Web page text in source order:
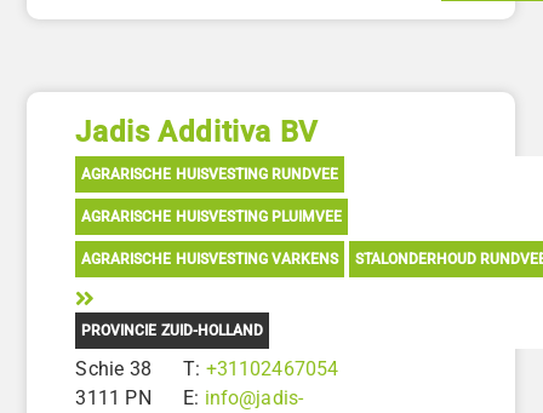
Jadis Additiva BV
AGRARISCHE HUISVESTING RUNDVEE
AGRARISCHE HUISVESTING PLUIMVEE
AGRARISCHE HUISVESTING VARKENS STALONDERHOUD
PROVINCIE ZUID-HOLLAND
Schie 38
3111 PN
T: +31102467054
E: info@jadis-